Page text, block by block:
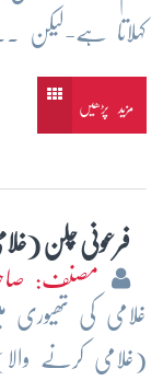
کہلاتا ہے-لیکن
مزید پڑھیں
فرعونی چلن
مصنف: